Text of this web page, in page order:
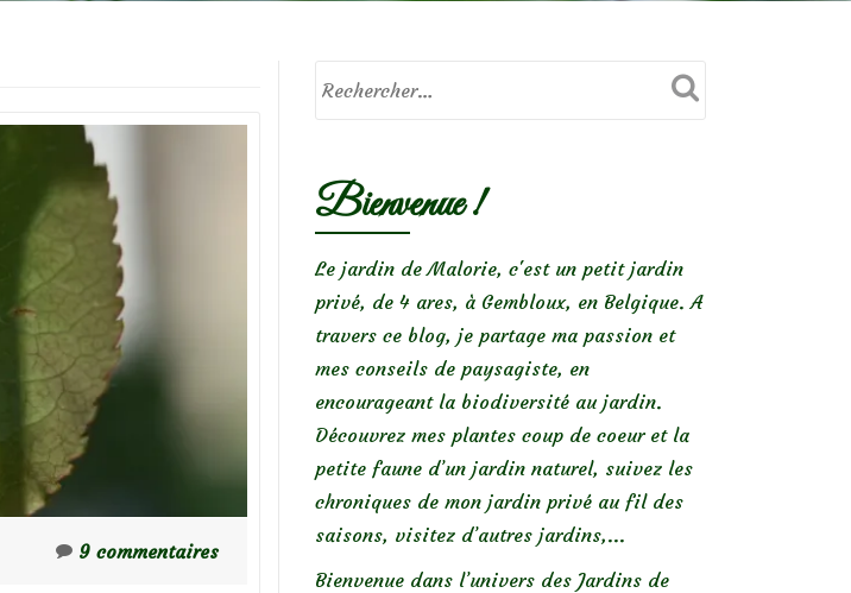
9 commentaires
Bienvenue !
Le jardin de Malorie, c'est un petit jardin
privé, de 4 ares, à Gembloux, en Belgique. A
travers ce blog, je partage ma passion et
mes conseils de paysagiste, en
encourageant la biodiversité au jardin.
Découvrez mes plantes coup de coeur et la
petite faune d’un jardin naturel, suivez les
chroniques de mon jardin privé au fil des
saisons, visitez d’autres jardins,...
Bienvenue dans l’univers des Jardins de